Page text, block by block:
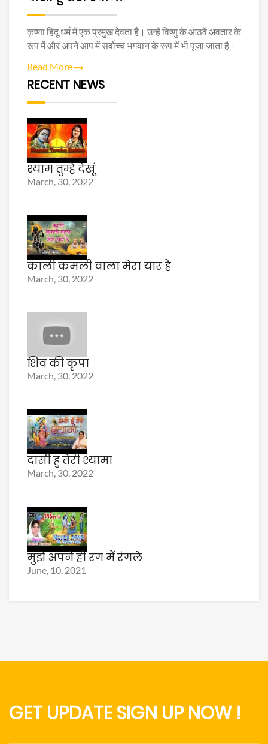
कृष्णा हिंदू धर्म में एक प्रमुख देवता है। उन्हें विष्णु के आठवें अवतार के
रूप में और अपने आप में सर्वोच्च भगवान के रूप में भी पूजा जाता है।
Read More
RECENT NEWS
श्याम तुम्हे देखूं
March, 30, 2022
काली कमली वाला मेरा यार है
March, 30, 2022
शिव की कृपा
March, 30, 2022
दासी हु तेरी श्यामा
March, 30, 2022
मुझे अपने ही रंग में रंगले
June, 10, 2021
GET UPDATE SIGN UP NOW !